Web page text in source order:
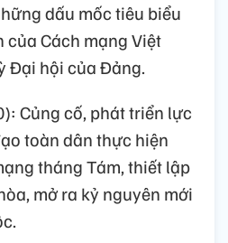
dấu mốc tiêu biểu
Cách mạng Việt
Đại hội của Đảng.
Củng cố, phát triển lực
toàn dân thực hiện
tháng Tám, thiết lập
mở ra kỷ nguyên mới